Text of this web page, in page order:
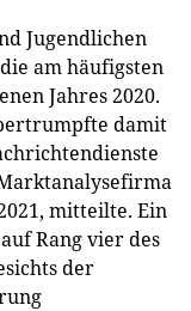
Jugendlichen
am häufigsten
Jahres 2020.
damit
mitteilte. Ein
Rang vier des
der